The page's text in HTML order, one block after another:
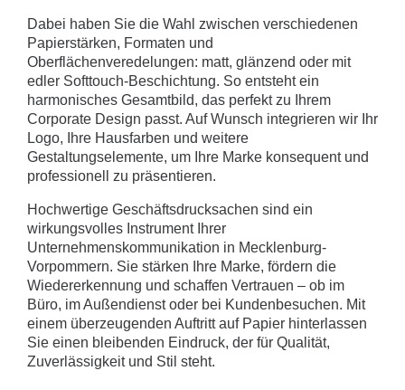
Dabei haben Sie die Wahl zwischen verschiedenen
Papierstärken, Formaten und
Oberflächenveredelungen: matt, glänzend oder mit
edler Softtouch-Beschichtung. So entsteht ein
harmonisches Gesamtbild, das perfekt zu Ihrem
Corporate Design passt. Auf Wunsch integrieren wir Ihr
Logo, Ihre Hausfarben und weitere
Gestaltungselemente, um Ihre Marke konsequent und
professionell zu präsentieren.
Hochwertige Geschäftsdrucksachen sind ein
wirkungsvolles Instrument Ihrer
Unternehmenskommunikation in Mecklenburg-
Vorpommern. Sie stärken Ihre Marke, fördern die
Wiedererkennung und schaffen Vertrauen – ob im
Büro, im Außendienst oder bei Kundenbesuchen. Mit
einem überzeugenden Auftritt auf Papier hinterlassen
Sie einen bleibenden Eindruck, der für Qualität,
Zuverlässigkeit und Stil steht.